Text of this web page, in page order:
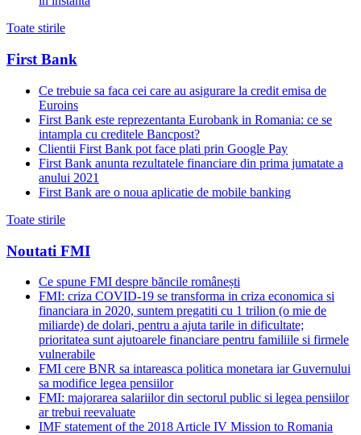
Toate stirile
First Bank
Ce trebuie sa faca cei care au asigurare la credit emisa de
Euroins
First Bank este reprezentanta Eurobank in Romania: ce se
intampla cu creditele Bancpost?
Clientii First Bank pot face plati prin Google Pay
First Bank anunta rezultatele financiare din prima jumatate a
anului 2021
First Bank are o noua aplicatie de mobile banking
Toate stirile
Noutati FMI
Ce spune FMI despre băncile românești
FMI: criza COVID-19 se transforma in criza economica si
financiara in 2020, suntem pregatiti cu 1 trilion (o mie de
miliarde) de dolari, pentru a ajuta tarile in dificultate;
prioritatea sunt ajutoarele financiare pentru familiile si firmele
vulnerabile
FMI cere BNR sa intareasca politica monetara iar Guvernului
sa modifice legea pensiilor
FMI: majorarea salariilor din sectorul public si legea pensiilor
ar trebui reevaluate
IMF statement of the 2018 Article IV Mission to Romania